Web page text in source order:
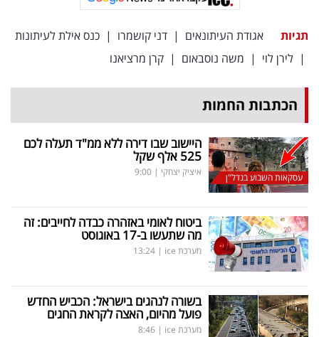
באייס
עקבו
אחרינו:
תגיות אגודת העיתונאים | דני קושמרו | כנס אילת לעיתונות
| לירן לוי | משה נוסבאום | קרן מרציאנו
הכתבות החמות
עסקאות השבוע בנדל"ן
היישוב שבו דירה ללא ממ"ד תעלה לכם
525 אלף שקל
איציק יצחקי |
9:00
ביטוח לאומי באזהרה כבדה לחייבים: זה
מה שתעשו ב-17 באוגוסט
מערכת ice |
13:24
בשורה לנהגים בישראל: הכביש החדש
פועל מהיום, האצה לקראת החגים
מערכת ice |
8:46